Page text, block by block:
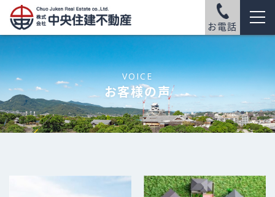
お電話
VOICE
お客様の声